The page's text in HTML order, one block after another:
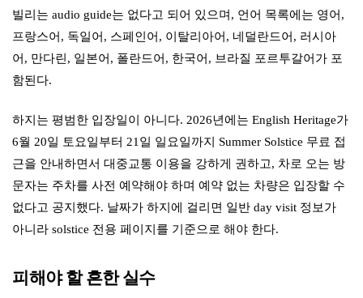
빌리는 audio guide는 없다고 되어 있으며, 언어 목록에는 영어,
프랑스어, 독일어, 스페인어, 이탈리아어, 네덜란드어, 러시아
어, 만다린, 일본어, 폴란드어, 한국어, 브라질 포르투갈어가 포
함된다.
하지는 평범한 입장일이 아니다. 2026년에는 English Heritage가
6월 20일 토요일부터 21일 일요일까지 Summer Solstice 무료 접
근을 안내하면서 대중교통 이용을 강하게 권하고, 차로 오는 방
문자는 주차를 사전 예약해야 하며 예약 없는 차량은 입장할 수
없다고 공지했다. 날짜가 하지에 걸리면 일반 day visit 정보가
아니라 solstice 전용 페이지를 기준으로 해야 한다.
피해야 할 흔한 실수